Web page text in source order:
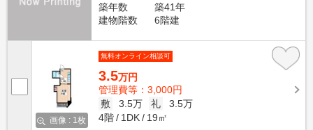
築年数
築41年
建物階数
6階建
画像 : 1枚
無料オンライン相談可
3.5万円
管理費等：3,000円
敷
3.5万 礼
3.5万
4階
1DK 19㎡